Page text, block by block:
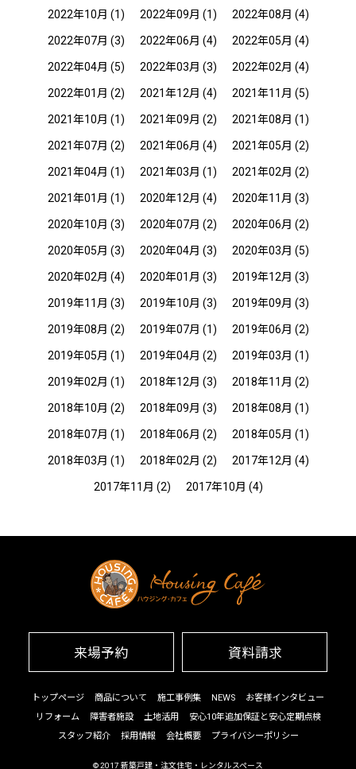
2022年10月 (1) 2022年09月 (1) 2022年08月 (4)
2022年07月 (3) 2022年06月 (4) 2022年05月 (4)
2022年04月 (5) 2022年03月 (3) 2022年02月 (4)
2022年01月 (2) 2021年12月 (4) 2021年11月 (5)
2021年10月 (1) 2021年09月 (2) 2021年08月 (1)
2021年07月 (2) 2021年06月 (4) 2021年05月 (2)
2021年04月 (1) 2021年03月 (1) 2021年02月 (2)
2021年01月 (1) 2020年12月 (4) 2020年11月 (3)
2020年10月 (3) 2020年07月 (2) 2020年06月 (2)
2020年05月 (3) 2020年04月 (3) 2020年03月 (5)
2020年02月 (4) 2020年01月 (3) 2019年12月 (3)
2019年11月 (3) 2019年10月 (3) 2019年09月 (3)
2019年08月 (2) 2019年07月 (1) 2019年06月 (2)
2019年05月 (1) 2019年04月 (2) 2019年03月 (1)
2019年02月 (1) 2018年12月 (3) 2018年11月 (2)
2018年10月 (2) 2018年09月 (3) 2018年08月 (1)
2018年07月 (1) 2018年06月 (2) 2018年05月 (1)
2018年03月 (1) 2018年02月 (2) 2017年12月 (4)
2017年11月 (2) 2017年10月 (4)
来場予約 資料請求
トップページ 商品について 施工事例集 NEWS
お客様インタビュー
リフォーム
障害者施設 土地活用
安心10年追加保証と安心定期点検
スタッフ紹介
採用情報 会社概要 プライバシーポリシー
© 2017 新築戸建・注文住宅・レンタルスペース